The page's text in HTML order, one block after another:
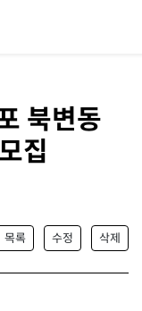
북변동
집
목록 수정 삭제